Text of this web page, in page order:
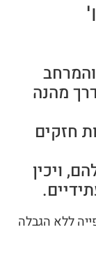
מהנה
חזקים
ויכין